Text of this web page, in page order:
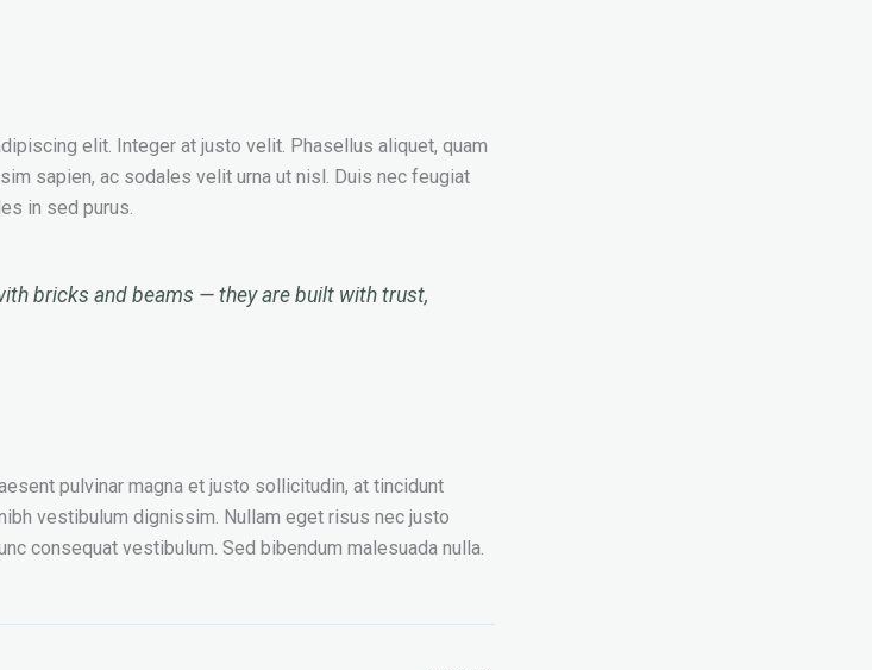
elit. Integer at justo velit. Phasellus aliquet, quam
sapien, ac sodales velit urna ut nisl. Duis nec feugiat
in sed purus.
bricks and beams — they are built with trust,
pulvinar magna et justo sollicitudin, at tincidunt
vestibulum dignissim. Nullam eget risus nec justo
consequat vestibulum. Sed bibendum malesuada nulla.